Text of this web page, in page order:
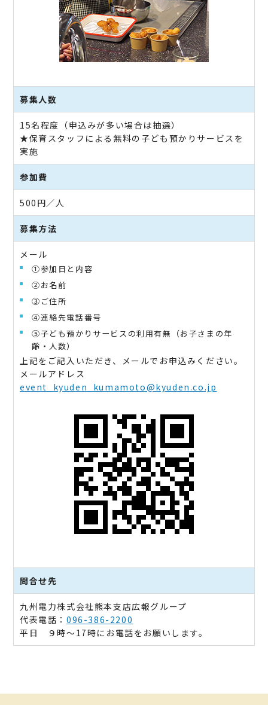
募集人数
15名程度（申込みが多い場合は抽選）
★保育スタッフによる無料の子ども預かりサービスを
実施
参加費
500円／人
募集方法
メール
①参加日と内容
②お名前
③ご住所
④連絡先電話番号
⑤子ども預かりサービスの利用有無（お子さまの年
齢・人数）
上記をご記入いただき、メールでお申込みください。
メールアドレス
event_kyuden_kumamoto@kyuden.co.jp
問合せ先
九州電力株式会社熊本支店広報グループ
代表電話： 096-386-2200
平日 ９時～17時にお電話をお願いします。